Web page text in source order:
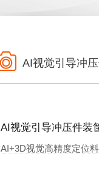
AI视觉引导冲
AI视觉引导冲压件装
AI+3D视觉高精度定位